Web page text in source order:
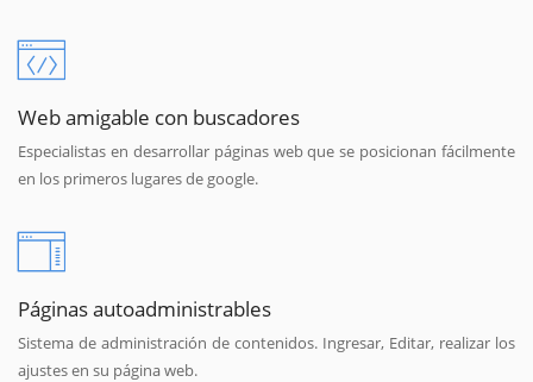
Web amigable con buscadores
Especialistas en desarrollar páginas web que se posicionan fácilmente
en los primeros lugares de google.
Páginas autoadministrables
Sistema de administración de contenidos. Ingresar, Editar, realizar los
ajustes en su página web.